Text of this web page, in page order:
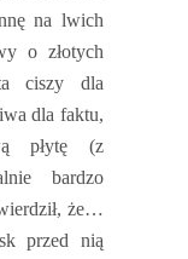
na lwich
o złotych
ciszy dla
dla faktu,
płytę (z
bardzo
że…
przed nią